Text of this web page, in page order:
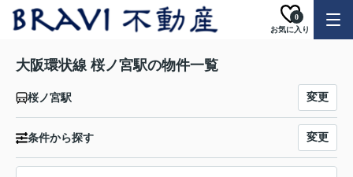
お気に入り
0
大阪環状線 桜ノ宮駅の物件一覧
桜ノ宮駅 変更
条件から探す 変更